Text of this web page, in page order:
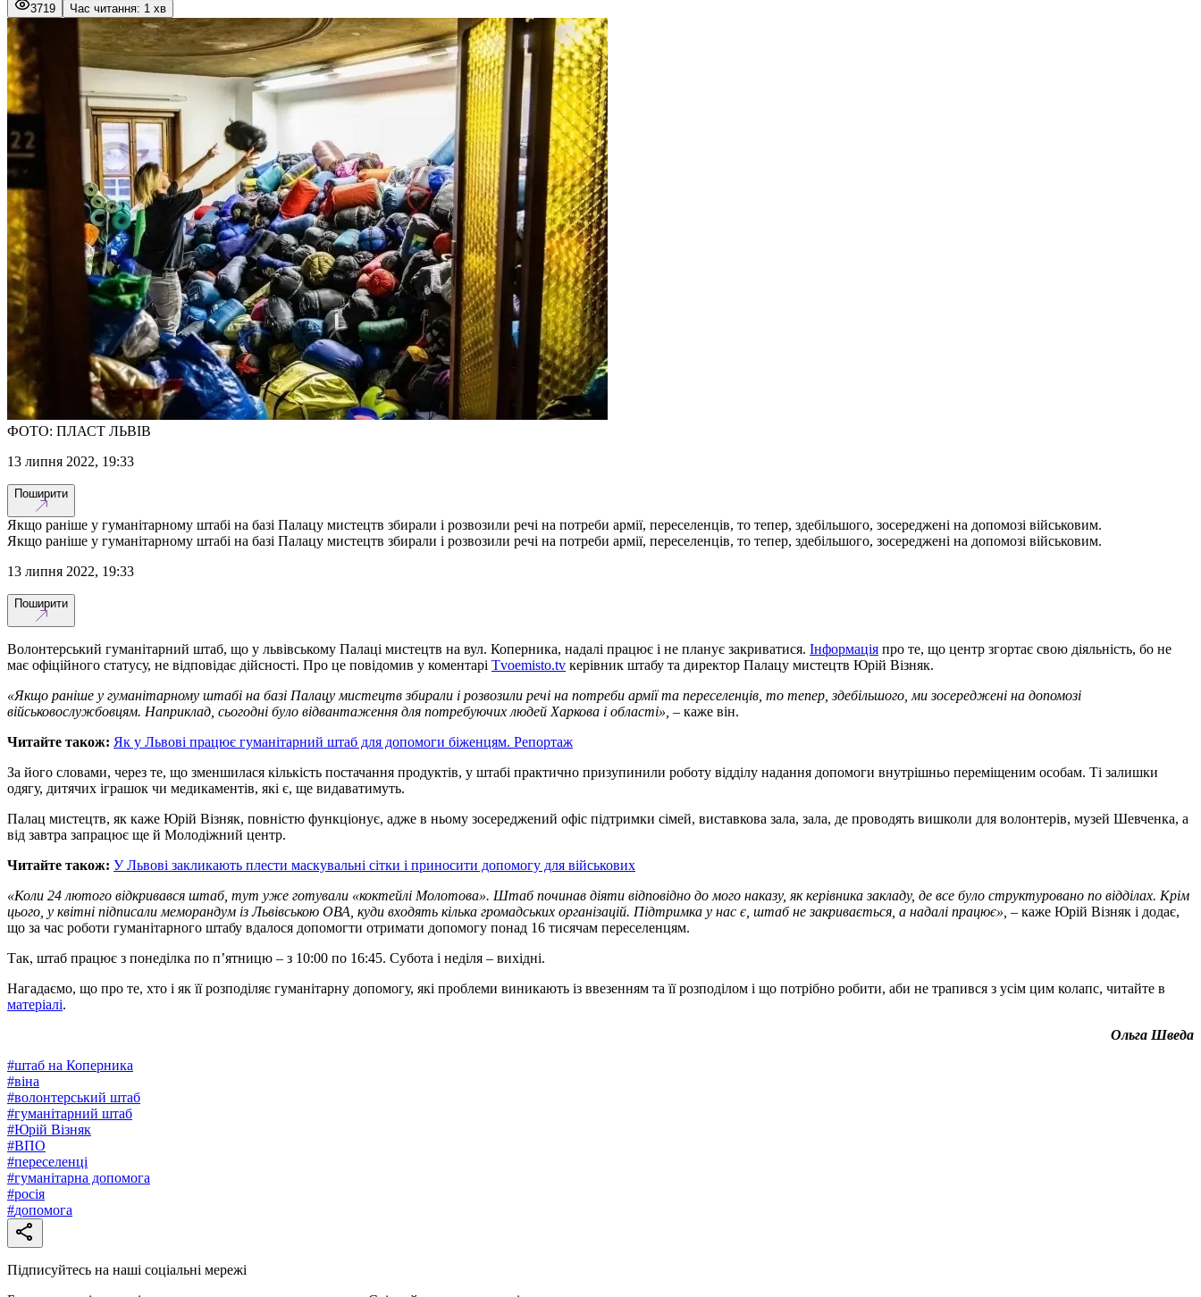
3719 Час читання: 1 хв
ФОТО: ПЛАСТ ЛЬВІВ
13 липня 2022, 19:33
Поширити
Якщо раніше у гуманітарному штабі на базі Палацу мистецтв збирали і розвозили речі на потреби армії, переселенців, то тепер, здебільшого, зосереджені на допомозі військовим.
Якщо раніше у гуманітарному штабі на базі Палацу мистецтв збирали і розвозили речі на потреби армії, переселенців, то тепер, здебільшого, зосереджені на допомозі військовим.
13 липня 2022, 19:33
Поширити
Волонтерський гуманітарний штаб, що у львівському Палаці мистецтв на вул. Коперника, надалі працює і не планує закриватися. Інформація про те, що центр згортає свою діяльність, бо не
має офіційного статусу, не відповідає дійсності. Про це повідомив у коментарі Tvoemisto.tv керівник штабу та директор Палацу мистецтв Юрій Візняк.
«Якщо раніше у гуманітарному штабі на базі Палацу мистецтв збирали і розвозили речі на потреби армії та переселенців, то тепер, здебільшого, ми зосереджені на допомозі
військовослужбовцям. Наприклад, сьогодні було відвантаження для потребуючих людей Харкова і області», – каже він.
Читайте також: Як у Львові працює гуманітарний штаб для допомоги біженцям. Репортаж
За його словами, через те, що зменшилася кількість постачання продуктів, у штабі практично призупинили роботу відділу надання допомоги внутрішньо переміщеним особам. Ті залишки
одягу, дитячих іграшок чи медикаментів, які є, ще видаватимуть.
Палац мистецтв, як каже Юрій Візняк, повністю функціонує, адже в ньому зосереджений офіс підтримки сімей, виставкова зала, зала, де проводять вишколи для волонтерів, музей Шевченка, а
від завтра запрацює ще й Молодіжний центр.
Читайте також: У Львові закликають плести маскувальні сітки і приносити допомогу для військових
«Коли 24 лютого відкривався штаб, тут уже готували «коктейлі Молотова». Штаб починав діяти відповідно до мого наказу, як керівника закладу, де все було структуровано по відділах. Крім
цього, у квітні підписали меморандум із Львівською ОВА, куди входять кілька громадських організацій. Підтримка у нас є, штаб не закривається, а надалі працює», – каже Юрій Візняк і додає,
що за час роботи гуманітарного штабу вдалося допомогти отримати допомогу понад 16 тисячам переселенцям.
Так, штаб працює з понеділка по п’ятницю – з 10:00 по 16:45. Субота і неділя – вихідні.
Нагадаємо, що про те, хто і як її розподіляє гуманітарну допомогу, які проблеми виникають із ввезенням та її розподілом і що потрібно робити, аби не трапився з усім цим колапс, читайте в
матеріалі.
Ольга Шведа
#штаб на Коперника
#віна
#волонтерський штаб
#гуманітарний штаб
#Юрій Візняк
#ВПО
#переселенці
#гуманітарна допомога
#росія
#допомога
Підписуйтесь на наші соціальні мережі